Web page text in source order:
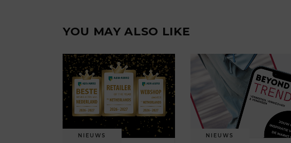
YOU MAY ALSO LIKE
NIEUWS NIEUWS